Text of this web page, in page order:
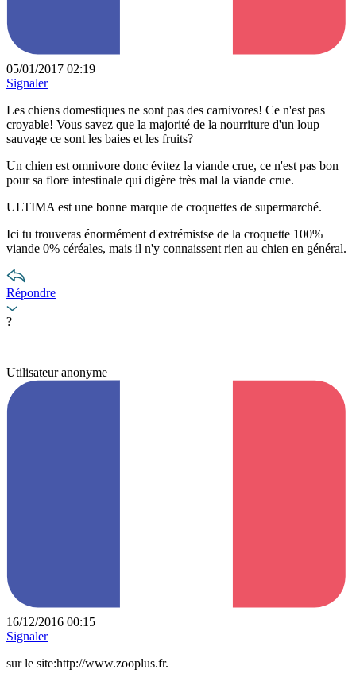
05/01/2017 02:19
Signaler
Les chiens domestiques ne sont pas des carnivores! Ce n'est pas
croyable! Vous savez que la majorité de la nourriture d'un loup
sauvage ce sont les baies et les fruits?
Un chien est omnivore donc évitez la viande crue, ce n'est pas bon
pour sa flore intestinale qui digère très mal la viande crue.
ULTIMA est une bonne marque de croquettes de supermarché.
Ici tu trouveras énormément d'extrémistse de la croquette 100%
viande 0% céréales, mais il n'y connaissent rien au chien en général.
Répondre
?
Utilisateur anonyme
16/12/2016 00:15
Signaler
sur le site:http://www.zooplus.fr.